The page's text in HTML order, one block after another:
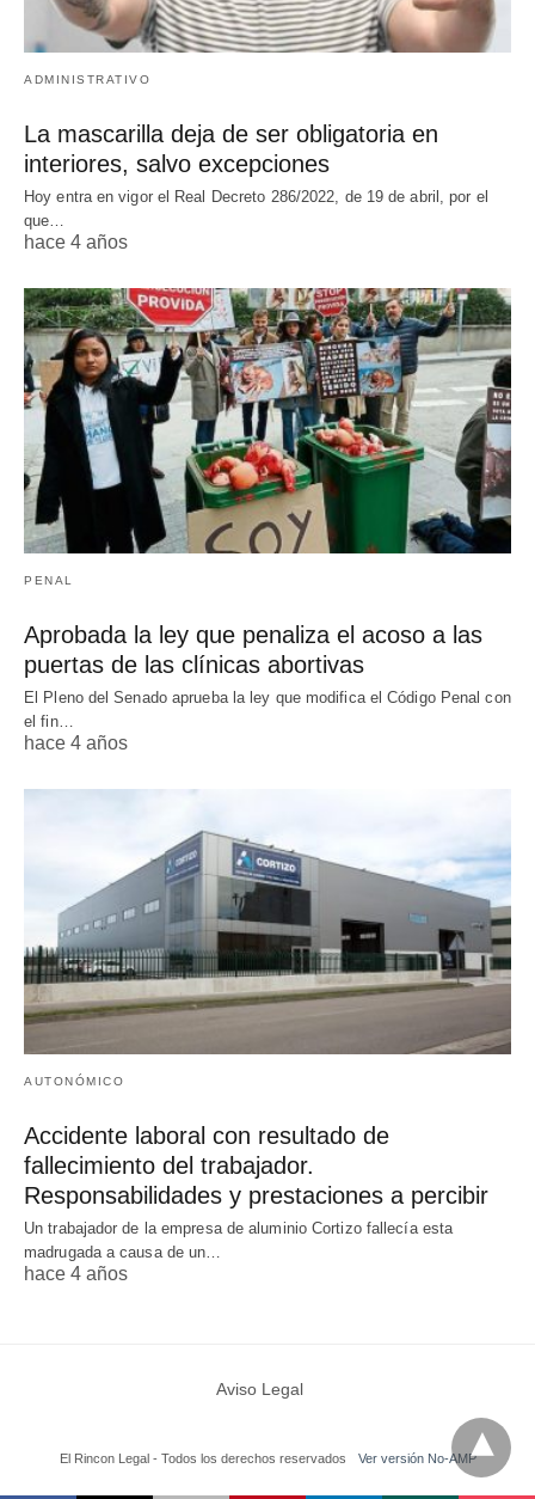
ADMINISTRATIVO
La mascarilla deja de ser obligatoria en
interiores, salvo excepciones
Hoy entra en vigor el Real Decreto 286/2022, de 19 de abril, por el
que…
hace 4 años
PENAL
Aprobada la ley que penaliza el acoso a las
puertas de las clínicas abortivas
El Pleno del Senado aprueba la ley que modifica el Código Penal con
el fin…
hace 4 años
AUTONÓMICO
Accidente laboral con resultado de
fallecimiento del trabajador.
Responsabilidades y prestaciones a percibir
Un trabajador de la empresa de aluminio Cortizo fallecía esta
madrugada a causa de un…
hace 4 años
Aviso Legal
El Rincon Legal - Todos los derechos reservados Ver versión No-AMP